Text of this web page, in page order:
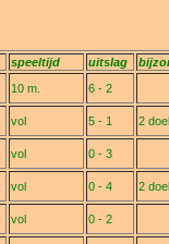
speeltijd uitslag
10 m.
6 - 2
vol 5 - 1
2
vol
0 - 3
vol 0 - 4
2
vol
0 - 2